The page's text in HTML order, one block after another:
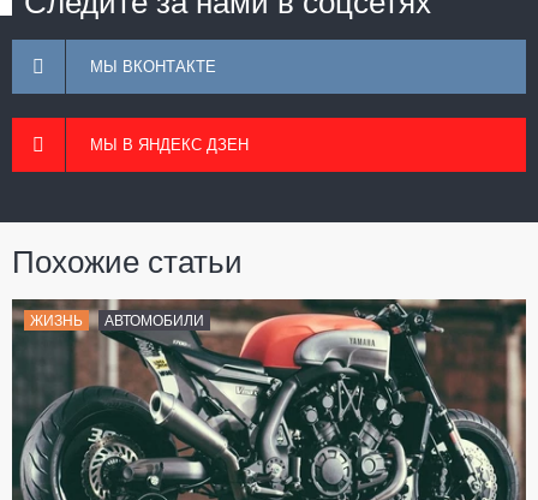
МЫ ВКОНТАКТЕ
МЫ В ЯНДЕКС ДЗЕН
Похожие статьи
ЖИЗНЬ АВТОМОБИЛИ